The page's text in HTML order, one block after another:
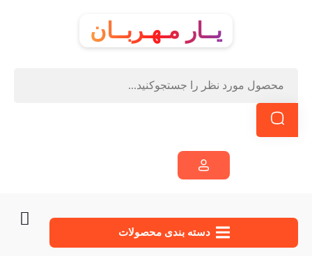
یــار مـهـربــان
دسته‌ بندی محصولات